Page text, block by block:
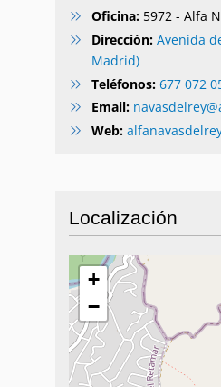
Oficina: 5972 - Alfa
Dirección: Avenida
Madrid)
Teléfonos: 677 072
Email:
Web:
Localización
+
−